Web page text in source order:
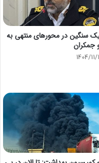
سنگین در محورهای منتهی به
جمکران
1404/11/